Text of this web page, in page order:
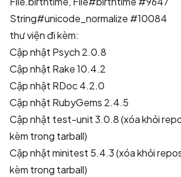
String#unicode_normalize #10084
thư viện đi kèm:
Cập nhật Psych 2.0.8
Cập nhật Rake 10.4.2
Cập nhật RDoc 4.2.0
Cập nhật RubyGems 2.4.5
Cập nhật test-unit 3.0.8 (xóa khỏi
kèm trong tarball)
Cập nhật minitest 5.4.3 (xóa khỏi
kèm trong tarball)